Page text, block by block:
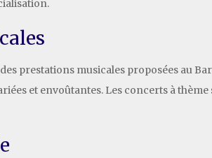
prestations musicales proposées au
et envoûtantes. Les concerts à